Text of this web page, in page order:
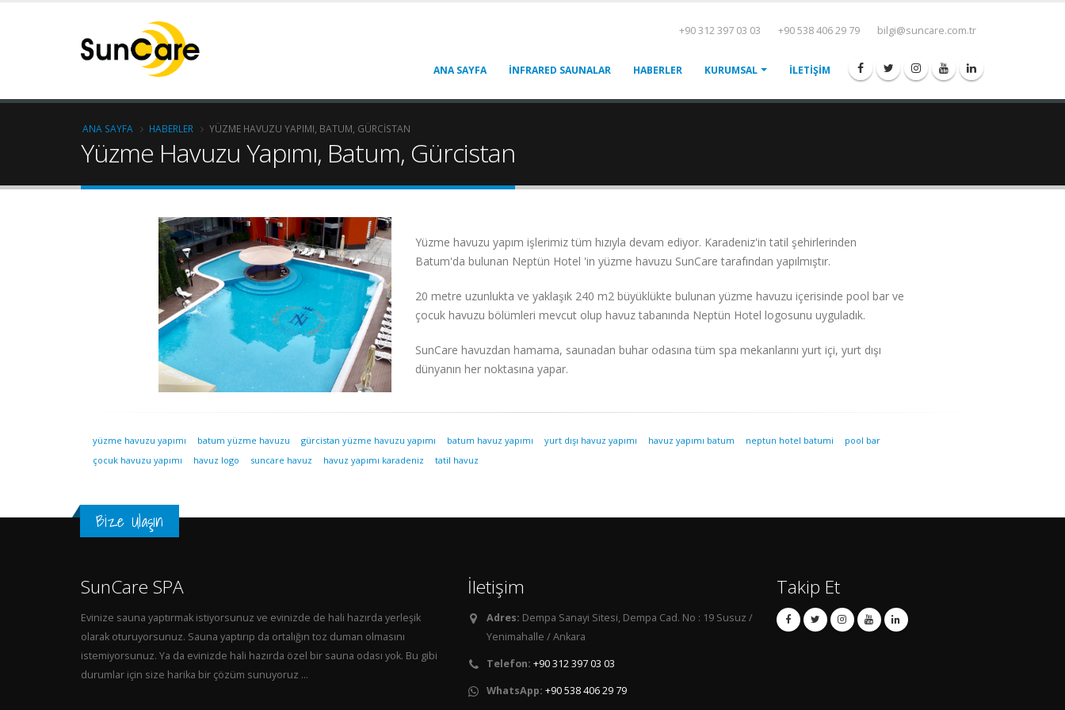
+90 312 397 03 03 +90 538 406 29 79 bilgi@suncare.com.tr
ANA SAYFA İNFRARED SAUNALAR HABERLER KURUMSAL İLETİŞİM
ANA SAYFA HABERLER YÜZME HAVUZU YAPIMI, BATUM, GÜRCISTAN
Yüzme Havuzu Yapımı, Batum, Gürcistan
Yüzme havuzu yapım işlerimiz tüm hızıyla devam ediyor. Karadeniz'in tatil şehirlerinden
Batum'da bulunan Neptün Hotel 'in yüzme havuzu SunCare tarafından yapılmıştır.
20 metre uzunlukta ve yaklaşık 240 m2 büyüklükte bulunan yüzme havuzu içerisinde pool bar ve
çocuk havuzu bölümleri mevcut olup havuz tabanında Neptün Hotel logosunu uyguladık.
SunCare havuzdan hamama, saunadan buhar odasına tüm spa mekanlarını yurt içi, yurt dışı
dünyanın her noktasına yapar.
yüzme havuzu yapımı batum yüzme havuzu gürcistan yüzme havuzu yapımı batum havuz yapımı yurt dışı havuz yapımı havuz yapımı batum neptun hotel batumi
pool bar
çocuk havuzu yapımı
havuz logo suncare havuz havuz yapımı karadeniz tatil havuz
Bize Ulaşın
SunCare SPA
Evinize sauna yaptırmak istiyorsunuz ve evinizde de hali hazırda yerleşik
olarak oturuyorsunuz. Sauna yaptırıp da ortalığın toz duman olmasını
istemiyorsunuz. Ya da evinizde hali hazırda özel bir sauna odası yok. Bu gibi
durumlar için size harika bir çözüm sunuyoruz ...
İletişim
Adres: Dempa Sanayi Sitesi, Dempa Cad. No : 19 Susuz /
Yenimahalle / Ankara
Telefon: +90 312 397 03 03
WhatsApp: +90 538 406 29 79
Takip Et